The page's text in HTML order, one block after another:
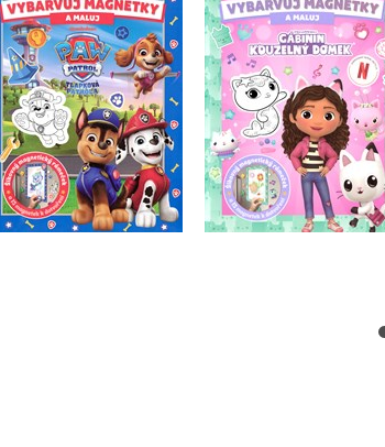
Tlapková patrola -
Vybarvuj magnetky
Kolektiv
Do košíku
domek - Vybarvuj
magnetky
Kolektiv
Do košíku